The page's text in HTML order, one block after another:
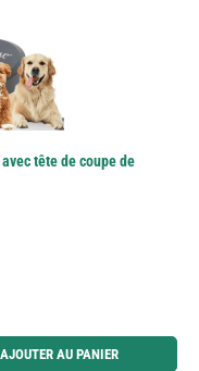
tête de coupe de
les boutons pour augmenter ou
AJOUTER AU PANIER